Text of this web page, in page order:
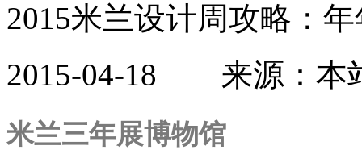
2015米兰设计周攻略：
2015-04-18 来源：
米兰三年展博物馆